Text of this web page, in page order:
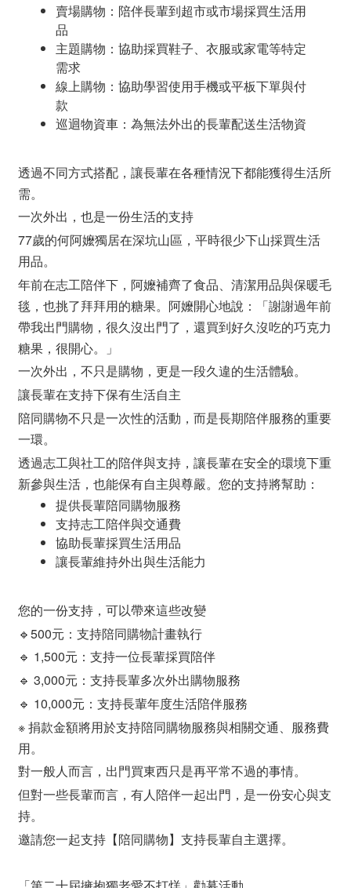
賣場購物：陪伴長輩到超市或市場採買生活用
品
主題購物：協助採買鞋子、衣服或家電等特定
需求
線上購物：協助學習使用手機或平板下單與付
款
巡迴物資車：為無法外出的長輩配送生活物資
透過不同方式搭配，讓長輩在各種情況下都能獲得生活所
需。
一次外出，也是一份生活的支持
77歲的何阿嬤獨居在深坑山區，平時很少下山採買生活
用品。
年前在志工陪伴下，阿嬤補齊了食品、清潔用品與保暖毛
毯，也挑了拜拜用的糖果。阿嬤開心地說：「謝謝過年前
帶我出門購物，很久沒出門了，還買到好久沒吃的巧克力
糖果，很開心。」
一次外出，不只是購物，更是一段久違的生活體驗。
讓長輩在支持下保有生活自主
陪同購物不只是一次性的活動，而是長期陪伴服務的重要
一環。
透過志工與社工的陪伴與支持，讓長輩在安全的環境下重
新參與生活，也能保有自主與尊嚴。您的支持將幫助：
提供長輩陪同購物服務
支持志工陪伴與交通費
協助長輩採買生活用品
讓長輩維持外出與生活能力
您的一份支持，可以帶來這些改變
🔹500元：支持陪同購物計畫執行
🔹 1,500元：支持一位長輩採買陪伴
🔹 3,000元：支持長輩多次外出購物服務
🔹 10,000元：支持長輩年度生活陪伴服務
※ 捐款金額將用於支持陪同購物服務與相關交通、服務費
用。
對一般人而言，出門買東西只是再平常不過的事情。
但對一些長輩而言，有人陪伴一起出門，是一份安心與支
持。
邀請您一起支持【陪同購物】支持長輩自主選擇。